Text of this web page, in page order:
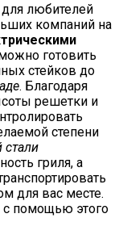
любителей
компаний на
готовить
стейков до
. Благодаря
решетки и
степени
гриля, а
для вас месте.
с помощью этого